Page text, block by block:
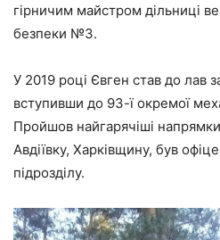
гірничим майстром дільниці
безпеки №3.
У 2019 році Євген став до лав
вступивши до 93-ї окремої
Пройшов найгарячіші
Авдіївку, Харківщину, був
підрозділу.